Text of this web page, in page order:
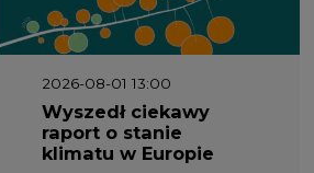
2026-08-01 13:00
Wyszedł ciekawy
raport o stanie
klimatu w Europie